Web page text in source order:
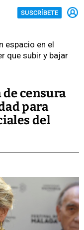
SUSCRÍBETE
espacio en el
que subir y bajar
censura
para
del